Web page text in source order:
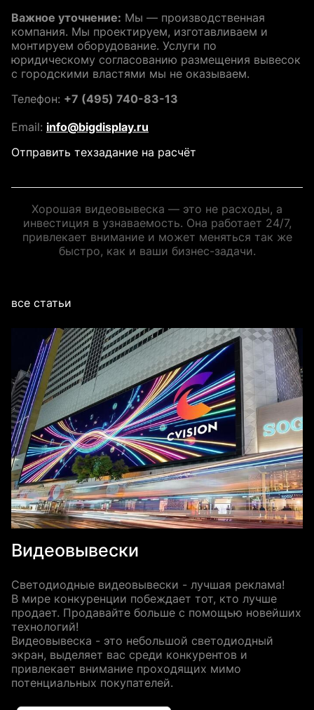
Важное уточнение: Мы — производственная
компания. Мы проектируем, изготавливаем и
монтируем оборудование. Услуги по
юридическому согласованию размещения вывесок
с городскими властями мы не оказываем.
Телефон: +7 (495) 740-83-13
Email: info@bigdisplay.ru
Отправить техзадание на расчёт
Хорошая видеовывеска — это не расходы, а
инвестиция в узнаваемость. Она работает 24/7,
привлекает внимание и может меняться так же
быстро, как и ваши бизнес-задачи.
все статьи
Видеовывески
Светодиодные видеовывески - лучшая реклама!
В мире конкуренции побеждает тот, кто лучше
продает. Продавайте больше с помощью новейших
технологий!
Видеовывеска - это небольшой светодиодный
экран, выделяет вас среди конкурентов и
привлекает внимание проходящих мимо
потенциальных покупателей.